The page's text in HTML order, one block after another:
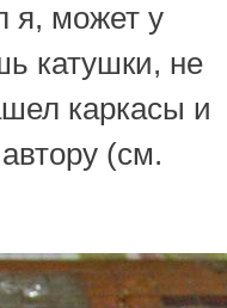
я, может у
катушки, не
каркасы и
(см.